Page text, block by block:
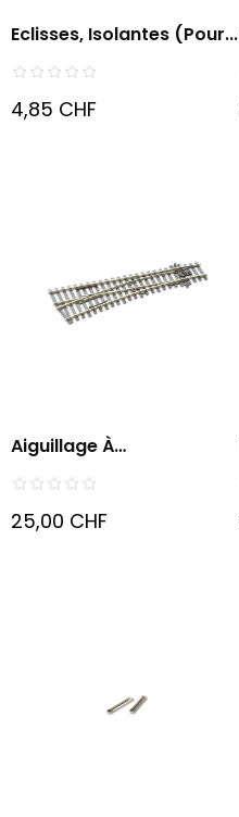
Eclisses, Isolantes (pour...
4,85 CHF
Aiguillage À
Gauche,petit...
25,00 CHF